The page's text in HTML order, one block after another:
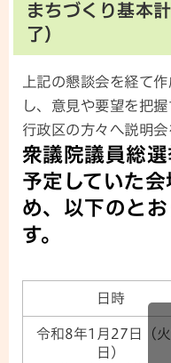
まちづくり基本
了）
上記の懇談会を経て
し、意見や要望を把
行政区の方々へ説明会
衆議院議員総
予定していた
め、以下のと
す。
日時
令和8年1月27日（
日）